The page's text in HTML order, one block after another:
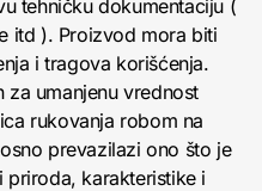
tehničku dokumentaciju (
itd ). Proizvod mora biti
i tragova korišćenja.
umanjenu vrednost
rukovanja robom na
prevazilazi ono što je
priroda, karakteristike i